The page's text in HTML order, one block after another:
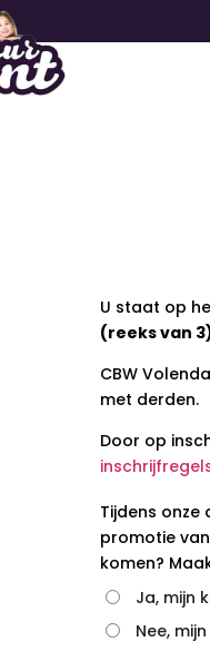
U staat op
(reeks van
CBW
met derden.
Door op
Tijdens
promotie
komen?
Ja, mijn
Nee,